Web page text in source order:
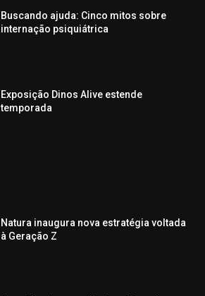
Buscando ajuda: Cinco mitos sobre
internação psiquiátrica
Exposição Dinos Alive estende
temporada
Natura inaugura nova estratégia voltada
à Geração Z